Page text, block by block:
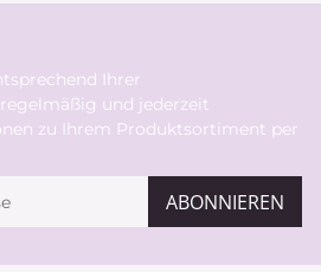
Ihrer
regelmäßig und jederzeit
zu Ihrem Produktsortiment per
ABONNIEREN